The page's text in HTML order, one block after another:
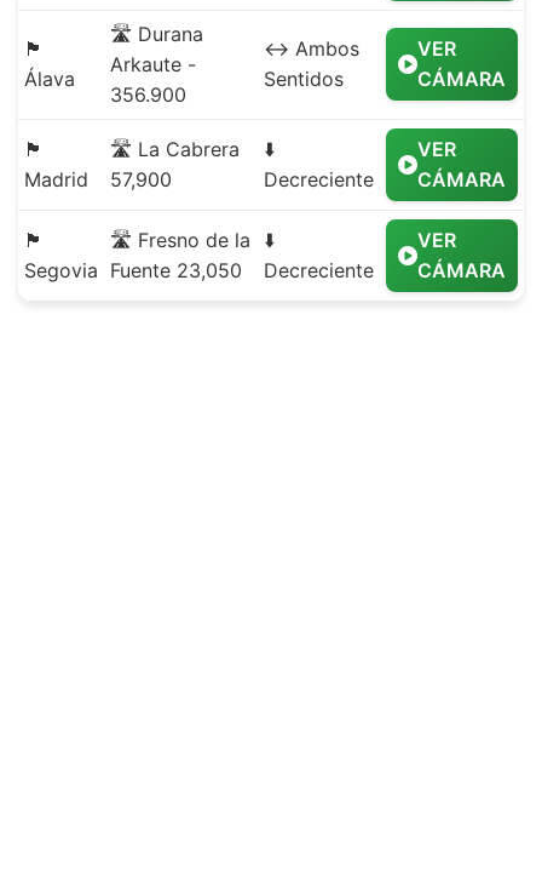
🏴
Álava
🛣️ Durana
Arkaute -
356.900
↔️ Ambos
Sentidos
VER
CÁMARA
🏴
Madrid
🛣️ La Cabrera
57,900
⬇️
Decreciente
VER
CÁMARA
🏴
Segovia
🛣️ Fresno de la
Fuente 23,050
⬇️
Decreciente
VER
CÁMARA